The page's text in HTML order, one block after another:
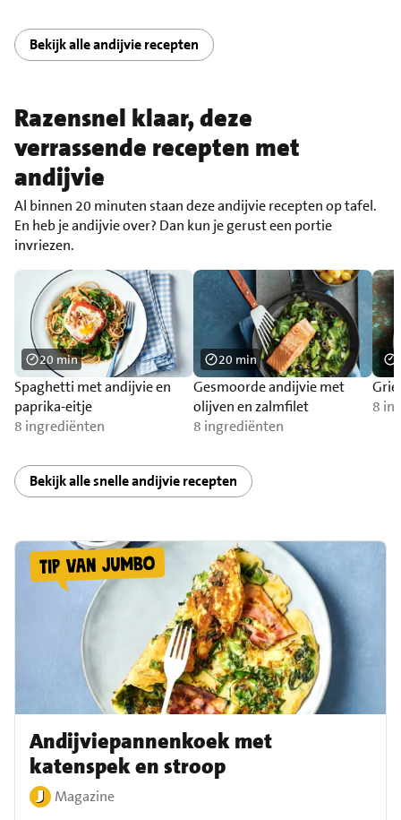
Bekijk alle andijvie recepten
Razensnel klaar, deze
verrassende recepten met
andijvie
Al binnen 20 minuten staan deze andijvie recepten op tafel.
En heb je andijvie over? Dan kun je gerust een portie
invriezen.
Spaghetti met andijvie en
paprika-eitje
8 ingrediënten
20 min
Gesmoorde andijvie met
olijven en zalmfilet
8 ingrediënten
20 min
8
Bekijk alle snelle andijvie recepten
Andijviepannenkoek met
katenspek en stroop
Magazine